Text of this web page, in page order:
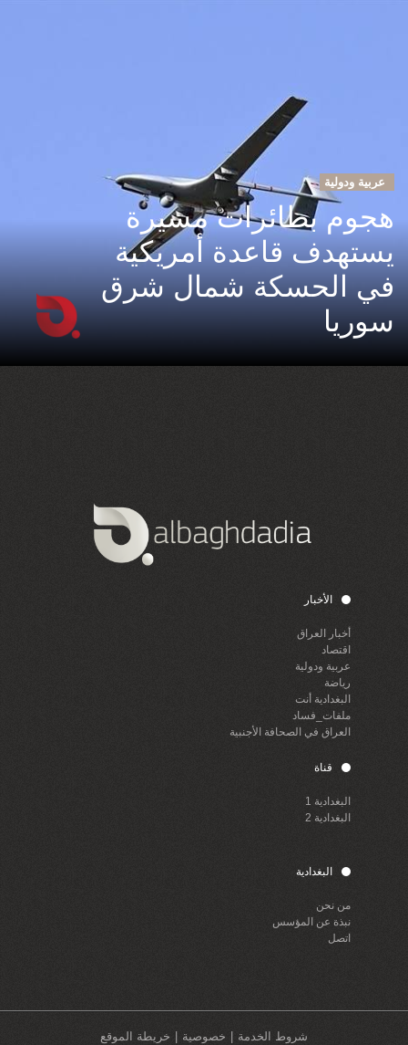
عربية ودولية
هجوم بطائرات مسيرة
يستهدف قاعدة أمريكية
في الحسكة شمال شرق
سوريا
الأخبار
أخبار العراق
اقتصاد
عربية ودولية
رياضة
البغدادية أنت
ملفات_فساد
العراق في الصحافة الأجنبية
قناة
البغدادية 1
البغدادية 2
البغدادية
من نحن
نبذة عن المؤسس
اتصل
شروط الخدمة خصوصية خريطة الموقع